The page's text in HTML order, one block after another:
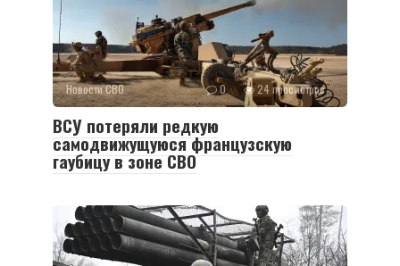
Новости СВО 0 24 просмотров
ВСУ потеряли редкую
самодвижущуюся французскую
гаубицу в зоне СВО